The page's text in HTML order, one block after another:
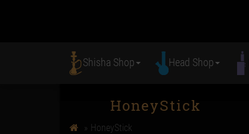
Shisha Shop Head Shop
HoneyStick
HoneyStick